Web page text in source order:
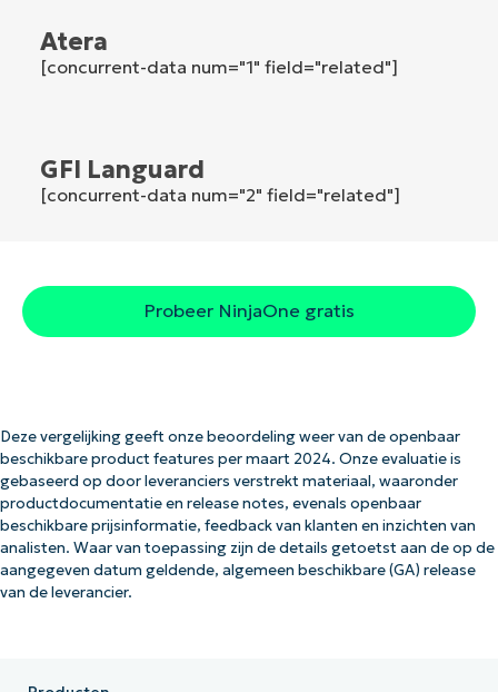
Atera
[concurrent-data num="1" field="related"]
GFI Languard
[concurrent-data num="2" field="related"]
Probeer NinjaOne gratis
Deze vergelijking geeft onze beoordeling weer van de openbaar
beschikbare product features per maart 2024. Onze evaluatie is
gebaseerd op door leveranciers verstrekt materiaal, waaronder
productdocumentatie en release notes, evenals openbaar
beschikbare prijsinformatie, feedback van klanten en inzichten van
analisten. Waar van toepassing zijn de details getoetst aan de op de
aangegeven datum geldende, algemeen beschikbare (GA) release
van de leverancier.